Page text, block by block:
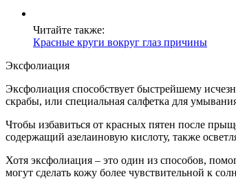
Читайте также:
Красные круги вокруг глаз причины
Эксфолиация
Эксфолиация способствует быстрейшему
скрабы, или специальная салфетка для
Чтобы избавиться от красных пятен после
содержащий азелаиновую кислоту, также
Хотя эксфолиация – это один из способов,
могут сделать кожу более чувствительной к